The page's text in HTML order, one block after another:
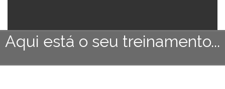
Aqui está o seu treinamento...